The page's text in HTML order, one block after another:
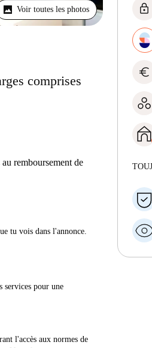
Voir toutes les photos
comprises
remboursement de
tu vois dans l'annonce.
services pour une
l'accès aux normes de
lock
euro